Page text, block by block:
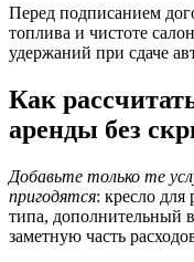
Перед подписанием
топлива и чистоте
удержаний при сдаче
Как
аренды без
Добавьте только те
пригодятся: кресло для
типа, дополнительный
заметную часть